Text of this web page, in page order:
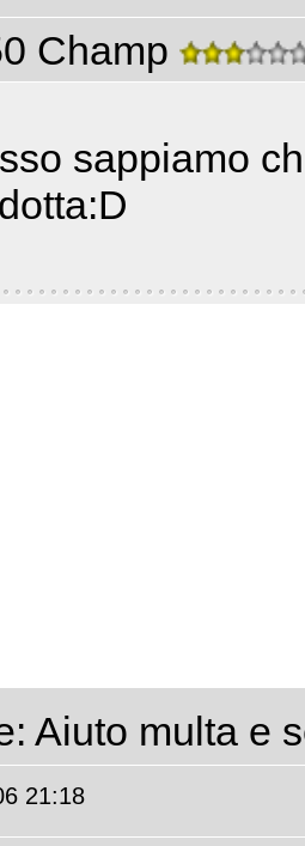
Champ
sappiamo
Aiuto multa e
21:18